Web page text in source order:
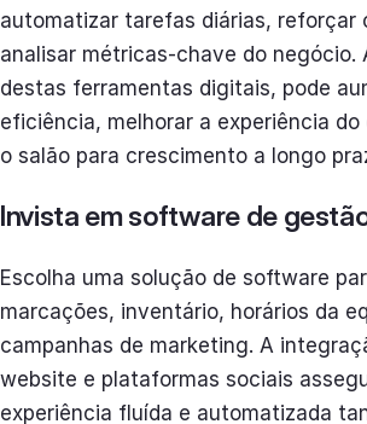
automatizar tarefas diárias, reforçar
analisar métricas-chave do negócio.
destas ferramentas digitais, pode
eficiência, melhorar a experiência
o salão para crescimento a longo
Invista em software de
Escolha uma solução de software
marcações, inventário, horários da
campanhas de marketing. A
website e plataformas sociais
experiência fluída e automatizada